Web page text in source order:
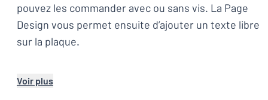
pouvez les commander avec ou sans vis. La Page
Design vous permet ensuite d’ajouter un texte libre
sur la plaque.
Voir plus